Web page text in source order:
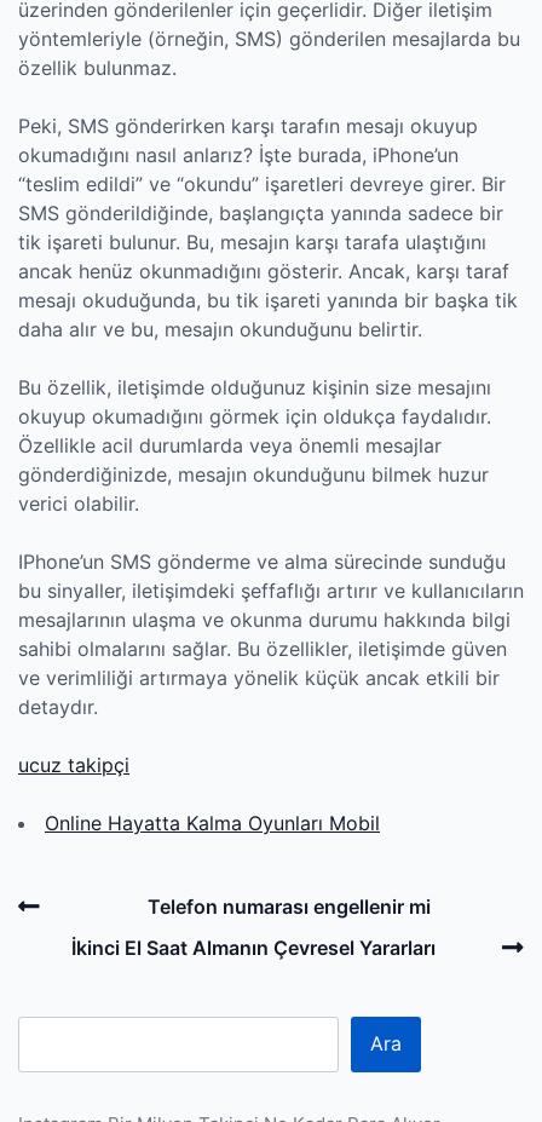
üzerinden gönderilenler için geçerlidir. Diğer iletişim
yöntemleriyle (örneğin, SMS) gönderilen mesajlarda bu
özellik bulunmaz.
Peki, SMS gönderirken karşı tarafın mesajı okuyup
okumadığını nasıl anlarız? İşte burada, iPhone’un
“teslim edildi” ve “okundu” işaretleri devreye girer. Bir
SMS gönderildiğinde, başlangıçta yanında sadece bir
tik işareti bulunur. Bu, mesajın karşı tarafa ulaştığını
ancak henüz okunmadığını gösterir. Ancak, karşı taraf
mesajı okuduğunda, bu tik işareti yanında bir başka tik
daha alır ve bu, mesajın okunduğunu belirtir.
Bu özellik, iletişimde olduğunuz kişinin size mesajını
okuyup okumadığını görmek için oldukça faydalıdır.
Özellikle acil durumlarda veya önemli mesajlar
gönderdiğinizde, mesajın okunduğunu bilmek huzur
verici olabilir.
IPhone’un SMS gönderme ve alma sürecinde sunduğu
bu sinyaller, iletişimdeki şeffaflığı artırır ve kullanıcıların
mesajlarının ulaşma ve okunma durumu hakkında bilgi
sahibi olmalarını sağlar. Bu özellikler, iletişimde güven
ve verimliliği artırmaya yönelik küçük ancak etkili bir
detaydır.
ucuz takipçi
Online Hayatta Kalma Oyunları Mobil
Post
navigation
Previous
Telefon numarası engellenir mi
İkinci El Saat Almanın Çevresel Yararları
Ara